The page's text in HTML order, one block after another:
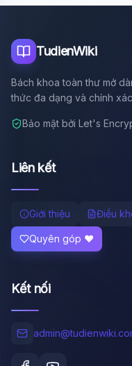
TudienWiki
Bách khoa toàn thư mở
thức đa dạng và chính
Bảo mật bởi Let's
Liên kết
Giới thiệu Điều
Quyên góp ❤️
Kết nối